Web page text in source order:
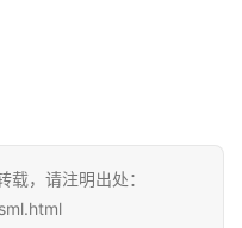
，请注明出处：